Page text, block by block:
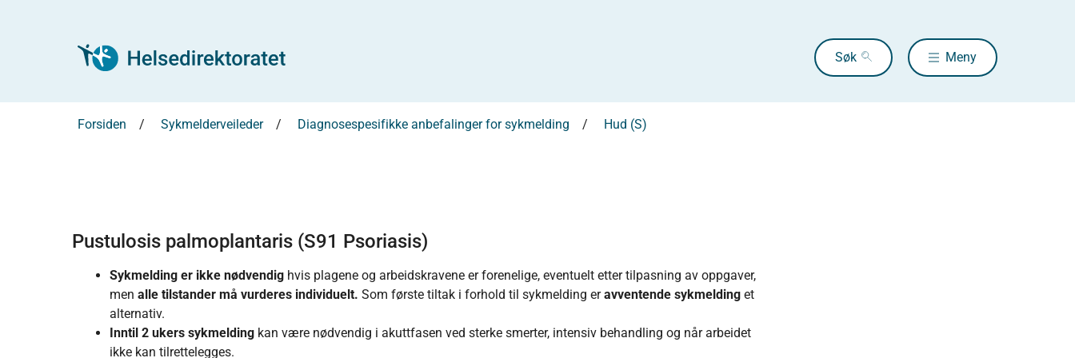
Søk Meny
Forsiden Sykmelderveileder Diagnosespesifikke anbefalinger for sykmelding Hud (S)
Pustulosis palmoplantaris (S91 Psoriasis)
Sykmelding er ikke nødvendig hvis plagene og arbeidskravene er forenelige, eventuelt etter tilpasning av oppgaver,
men alle tilstander må vurderes individuelt. Som første tiltak i forhold til sykmelding eravventende sykmelding et
alternativ.
Inntil 2 ukers sykmelding kan være nødvendig i akuttfasen ved sterke smerter, intensiv behandling og når arbeidet
ikke kan tilrettelegges.